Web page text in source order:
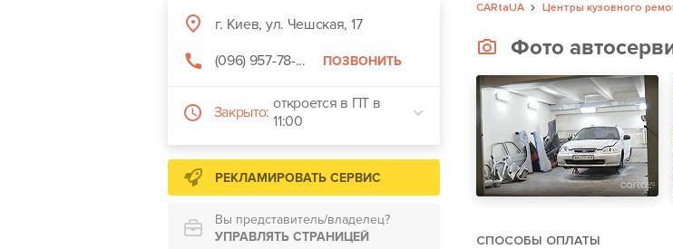
г. Киев, ул. Чешская, 17
(096) 957-78-...
ПОЗВОНИТЬ
Закрыто: откроется в ПТ в
11:00
РЕКЛАМИРОВАТЬ СЕРВИС
Вы представитель/владелец?
УПРАВЛЯТЬ СТРАНИЦЕЙ
CARtaUA Центры кузовного
Фото
СПОСОБЫ ОПЛАТЫ